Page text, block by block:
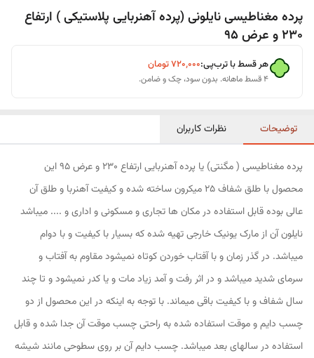
پرده مغناطیسی نایلونی (پرده آهنربایی پلاستیکی ) ارتفاع
230 و عرض 95
هر قسط با ترب‌پی:۷۲۰٬۰۰۰تومان
۴ قسط ماهانه. بدون سود، چک و ضامن.
توضیحات نظرات کاربران
پرده مغناطیسی ( مگنتی) یا پرده آهنربایی ارتفاع 230 و عرض 95 این
محصول با طلق شفاف 25 میکرون ساخته شده و کیفیت آهنربا و طلق آن
عالی بوده قابل استفاده در مکان ها تجاری و مسکونی و اداری و .... میباشد
نایلون آن از مارک یونیک خارجی تهیه شده که بسیار با کیفیت و با دوام
میباشد. در گذر زمان و با آفتاب خوردن کوتاه نمیشود مقاوم به آفتاب و
سرمای شدید میباشد و در اثر رفت و آمد زیاد مات و یا کدر نمیشود و تا چند
سال شفاف و با کیفیت باقی میماند. با توجه به اینکه در این محصول از دو
چسب دایم و موقت استفاده شده به راحتی چسب موقت آن جدا شده و قابل
استفاده در سالهای بعد میباشد. چسب دایم آن بر روی سطوحی مانند شیشه